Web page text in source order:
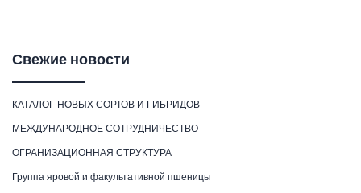
Свежие новости
КАТАЛОГ НОВЫХ СОРТОВ И ГИБРИДОВ
МЕЖДУНАРОДНОЕ СОТРУДНИЧЕСТВО
ОГРАНИЗАЦИОННАЯ СТРУКТУРА
Группа яровой и факультативной пшеницы